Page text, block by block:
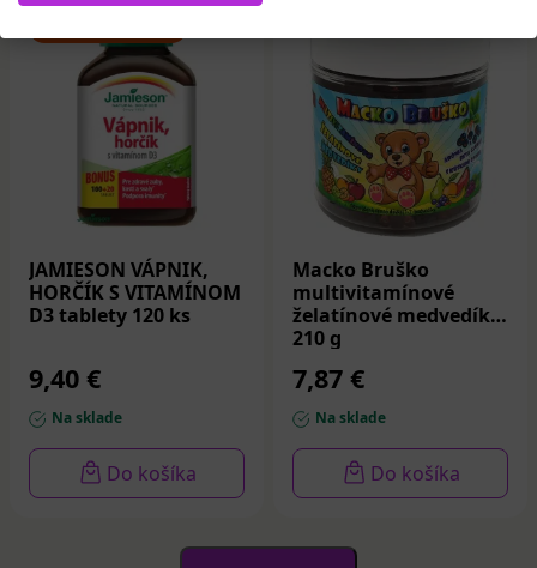
JAMIESON VÁPNIK,
HORČÍK S VITAMÍNOM
D3 tablety 120 ks
9,40 €
Na sklade
Do košíka
Macko Bruško
multivitamínové
želatínové medvedíky
210 g
7,87 €
Na sklade
Do košíka